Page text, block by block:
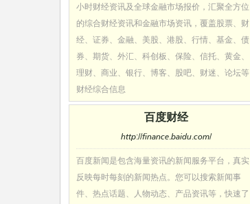
小时财经资讯及全球金融市场报价，汇聚全方位
的综合财经资讯和金融市场资讯，覆盖股票、财
经、证券、金融、美股、港股、行情、基金、债
券、期货、外汇、科创板、保险、信托、黄金、
理财、商业、银行、博客、股吧、财迷、论坛等
财经综合信息
百度财经
http://finance.baidu.com/
百度新闻是包含海量资讯的新闻服务平台，真实
反映每时每刻的新闻热点。您可以搜索新闻事
件、热点话题、人物动态、产品资讯等，快速了